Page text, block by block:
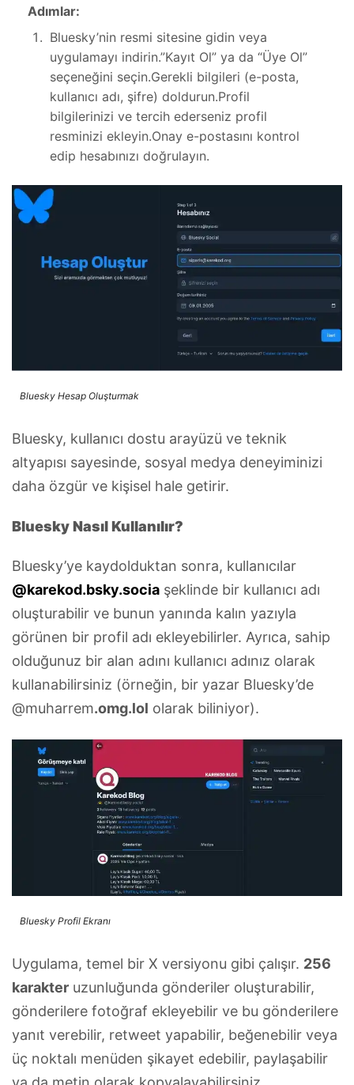
Adımlar:
Bluesky’nin resmi sitesine gidin veya
uygulamayı indirin.”Kayıt Ol” ya da “Üye Ol”
seçeneğini seçin.Gerekli bilgileri (e-posta,
kullanıcı adı, şifre) doldurun.Profil
bilgilerinizi ve tercih ederseniz profil
resminizi ekleyin.Onay e-postasını kontrol
edip hesabınızı doğrulayın.
Bluesky Hesap Oluşturmak
Bluesky, kullanıcı dostu arayüzü ve teknik
altyapısı sayesinde, sosyal medya deneyiminizi
daha özgür ve kişisel hale getirir.
Bluesky Nasıl Kullanılır?
Bluesky’ye kaydolduktan sonra, kullanıcılar
@karekod.bsky.socia şeklinde bir kullanıcı adı
oluşturabilir ve bunun yanında kalın yazıyla
görünen bir profil adı ekleyebilirler. Ayrıca, sahip
olduğunuz bir alan adını kullanıcı adınız olarak
kullanabilirsiniz (örneğin, bir yazar Bluesky’de
@muharrem.omg.lol olarak biliniyor).
Bluesky Profil Ekranı
Uygulama, temel bir X versiyonu gibi çalışır. 256
karakter uzunluğunda gönderiler oluşturabilir,
gönderilere fotoğraf ekleyebilir ve bu gönderilere
yanıt verebilir, retweet yapabilir, beğenebilir veya
üç noktalı menüden şikayet edebilir, paylaşabilir